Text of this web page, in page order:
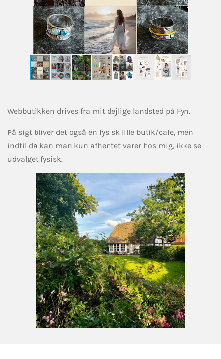
Webbutikken drives fra mit dejlige landsted på Fyn.
På sigt bliver det også en fysisk lille butik/cafe, men
indtil da kan man kun afhentet varer hos mig, ikke se
udvalget fysisk.